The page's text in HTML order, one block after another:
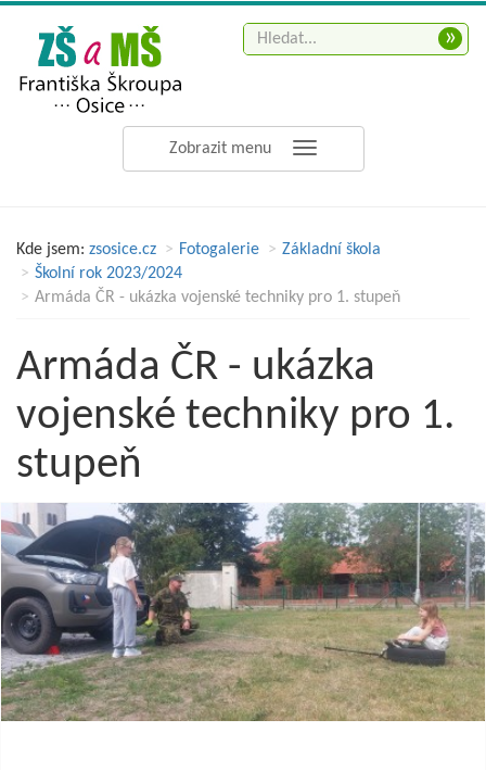
Zobrazit menu
»
Kde jsem: zsosice.cz Fotogalerie
Základní škola
Školní rok 2023/2024
Armáda ČR - ukázka vojenské techniky pro 1. stupeň
Armáda ČR - ukázka
vojenské techniky pro 1.
stupeň